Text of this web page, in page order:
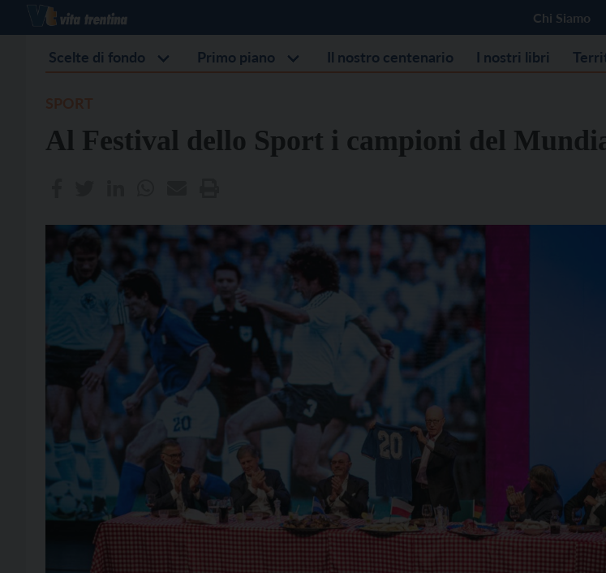
Chi Siamo
Scelte di fondo Primo piano Il nostro centenario I nostri libri
Al Festival dello Sport i campioni del